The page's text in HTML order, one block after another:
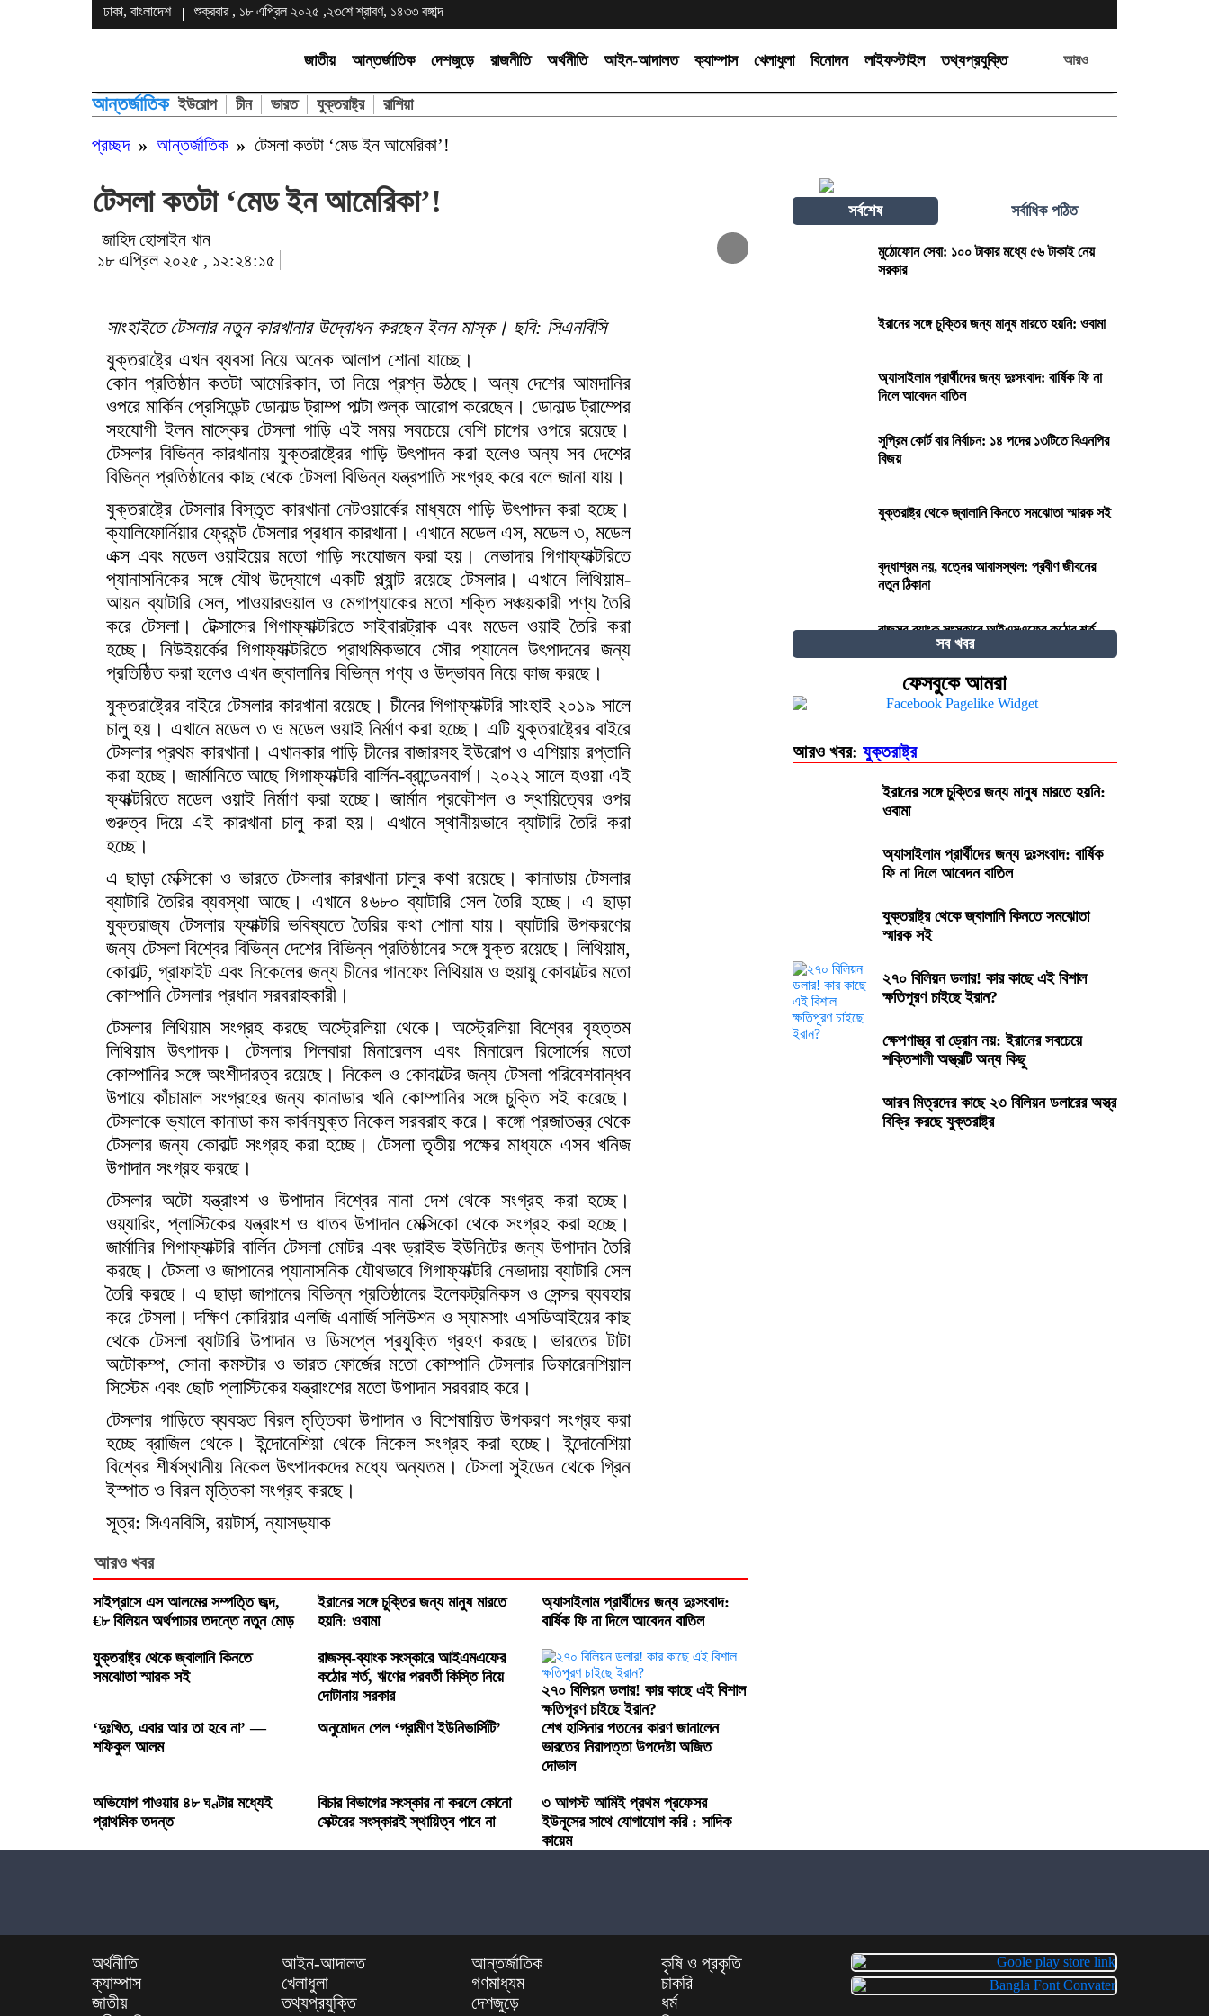
ঢাকা, বাংলাদেশ শুক্রবার , ১৮ এপ্রিল ২০২৫ ,২৩শে শ্রাবণ, ১৪৩৩ বঙ্গাব্দ
জাতীয় আন্তর্জাতিক দেশজুড়ে রাজনীতি অর্থনীতি আইন-আদালত ক্যাম্পাস খেলাধুলা বিনোদন লাইফস্টাইল তথ্যপ্রযুক্তি আরও
আন্তর্জাতিক ইউরোপ চীন ভারত যুক্তরাষ্ট্র রাশিয়া
প্রচ্ছদ» আন্তর্জাতিক» টেসলা কতটা ‘মেড ইন আমেরিকা’!
টেসলা কতটা ‘মেড ইন আমেরিকা’!
জাহিদ হোসাইন খান
১৮ এপ্রিল ২০২৫ , ১২:২৪:১৫
সাংহাইতে টেসলার নতুন কারখানার উদ্বোধন করছেন ইলন মাস্ক। ছবি: সিএনবিসি
যুক্তরাষ্ট্রে এখন ব্যবসা নিয়ে অনেক আলাপ শোনা যাচ্ছে।
কোন প্রতিষ্ঠান কতটা আমেরিকান, তা নিয়ে প্রশ্ন উঠছে। অন্য দেশের আমদানির
ওপরে মার্কিন প্রেসিডেন্ট ডোনাল্ড ট্রাম্প পাল্টা শুল্ক আরোপ করেছেন। ডোনাল্ড ট্রাম্পের
সহযোগী ইলন মাস্কের টেসলা গাড়ি এই সময় সবচেয়ে বেশি চাপের ওপরে রয়েছে।
টেসলার বিভিন্ন কারখানায় যুক্তরাষ্ট্রের গাড়ি উৎপাদন করা হলেও অন্য সব দেশের
বিভিন্ন প্রতিষ্ঠানের কাছ থেকে টেসলা বিভিন্ন যন্ত্রপাতি সংগ্রহ করে বলে জানা যায়।
যুক্তরাষ্ট্রে টেসলার বিস্তৃত কারখানা নেটওয়ার্কের মাধ্যমে গাড়ি উৎপাদন করা হচ্ছে।
ক্যালিফোর্নিয়ার ফ্রেমন্ট টেসলার প্রধান কারখানা। এখানে মডেল এস, মডেল ৩, মডেল
এক্স এবং মডেল ওয়াইয়ের মতো গাড়ি সংযোজন করা হয়। নেভাদার গিগাফ্যাক্টরিতে
প্যানাসনিকের সঙ্গে যৌথ উদ্যোগে একটি প্ল্যান্ট রয়েছে টেসলার। এখানে লিথিয়াম-
আয়ন ব্যাটারি সেল, পাওয়ারওয়াল ও মেগাপ্যাকের মতো শক্তি সঞ্চয়কারী পণ্য তৈরি
করে টেসলা। টেক্সাসের গিগাফ্যাক্টরিতে সাইবারট্রাক এবং মডেল ওয়াই তৈরি করা
হচ্ছে। নিউইয়র্কের গিগাফ্যাক্টরিতে প্রাথমিকভাবে সৌর প্যানেল উৎপাদনের জন্য
প্রতিষ্ঠিত করা হলেও এখন জ্বালানির বিভিন্ন পণ্য ও উদ্ভাবন নিয়ে কাজ করছে।
যুক্তরাষ্ট্রের বাইরে টেসলার কারখানা রয়েছে। চীনের গিগাফ্যাক্টরি সাংহাই ২০১৯ সালে
চালু হয়। এখানে মডেল ৩ ও মডেল ওয়াই নির্মাণ করা হচ্ছে। এটি যুক্তরাষ্ট্রের বাইরে
টেসলার প্রথম কারখানা। এখানকার গাড়ি চীনের বাজারসহ ইউরোপ ও এশিয়ায় রপ্তানি
করা হচ্ছে। জার্মানিতে আছে গিগাফ্যাক্টরি বার্লিন-ব্রান্ডেনবার্গ। ২০২২ সালে হওয়া এই
ফ্যাক্টরিতে মডেল ওয়াই নির্মাণ করা হচ্ছে। জার্মান প্রকৌশল ও স্থায়িত্বের ওপর
গুরুত্ব দিয়ে এই কারখানা চালু করা হয়। এখানে স্থানীয়ভাবে ব্যাটারি তৈরি করা
হচ্ছে।
এ ছাড়া মেক্সিকো ও ভারতে টেসলার কারখানা চালুর কথা রয়েছে। কানাডায় টেসলার
ব্যাটারি তৈরির ব্যবস্থা আছে। এখানে ৪৬৮০ ব্যাটারি সেল তৈরি হচ্ছে। এ ছাড়া
যুক্তরাজ্য টেসলার ফ্যাক্টরি ভবিষ্যতে তৈরির কথা শোনা যায়। ব্যাটারি উপকরণের
জন্য টেসলা বিশ্বের বিভিন্ন দেশের বিভিন্ন প্রতিষ্ঠানের সঙ্গে যুক্ত রয়েছে। লিথিয়াম,
কোবাল্ট, গ্রাফাইট এবং নিকেলের জন্য চীনের গানফেং লিথিয়াম ও হুয়ায়ু কোবাল্টের মতো
কোম্পানি টেসলার প্রধান সরবরাহকারী।
টেসলার লিথিয়াম সংগ্রহ করছে অস্ট্রেলিয়া থেকে। অস্ট্রেলিয়া বিশ্বের বৃহত্তম
লিথিয়াম উৎপাদক। টেসলার পিলবারা মিনারেলস এবং মিনারেল রিসোর্সের মতো
কোম্পানির সঙ্গে অংশীদারত্ব রয়েছে। নিকেল ও কোবাল্টের জন্য টেসলা পরিবেশবান্ধব
উপায়ে কাঁচামাল সংগ্রহের জন্য কানাডার খনি কোম্পানির সঙ্গে চুক্তি সই করেছে।
টেসলাকে ভ্যালে কানাডা কম কার্বনযুক্ত নিকেল সরবরাহ করে। কঙ্গো প্রজাতন্ত্র থেকে
টেসলার জন্য কোবাল্ট সংগ্রহ করা হচ্ছে। টেসলা তৃতীয় পক্ষের মাধ্যমে এসব খনিজ
উপাদান সংগ্রহ করছে।
টেসলার অটো যন্ত্রাংশ ও উপাদান বিশ্বের নানা দেশ থেকে সংগ্রহ করা হচ্ছে।
ওয়্যারিং, প্লাস্টিকের যন্ত্রাংশ ও ধাতব উপাদান মেক্সিকো থেকে সংগ্রহ করা হচ্ছে।
জার্মানির গিগাফ্যাক্টরি বার্লিন টেসলা মোটর এবং ড্রাইভ ইউনিটের জন্য উপাদান তৈরি
করছে। টেসলা ও জাপানের প্যানাসনিক যৌথভাবে গিগাফ্যাক্টরি নেভাদায় ব্যাটারি সেল
তৈরি করছে। এ ছাড়া জাপানের বিভিন্ন প্রতিষ্ঠানের ইলেকট্রনিকস ও সেন্সর ব্যবহার
করে টেসলা। দক্ষিণ কোরিয়ার এলজি এনার্জি সলিউশন ও স্যামসাং এসডিআইয়ের কাছ
থেকে টেসলা ব্যাটারি উপাদান ও ডিসপ্লে প্রযুক্তি গ্রহণ করছে। ভারতের টাটা
অটোকম্প, সোনা কমস্টার ও ভারত ফোর্জের মতো কোম্পানি টেসলার ডিফারেনশিয়াল
সিস্টেম এবং ছোট প্লাস্টিকের যন্ত্রাংশের মতো উপাদান সরবরাহ করে।
টেসলার গাড়িতে ব্যবহৃত বিরল মৃত্তিকা উপাদান ও বিশেষায়িত উপকরণ সংগ্রহ করা
হচ্ছে ব্রাজিল থেকে। ইন্দোনেশিয়া থেকে নিকেল সংগ্রহ করা হচ্ছে। ইন্দোনেশিয়া
বিশ্বের শীর্ষস্থানীয় নিকেল উৎপাদকদের মধ্যে অন্যতম। টেসলা সুইডেন থেকে গ্রিন
ইস্পাত ও বিরল মৃত্তিকা সংগ্রহ করছে।
সূত্র: সিএনবিসি, রয়টার্স, ন্যাসড্যাক
আরও খবর
সাইপ্রাসে এস আলমের সম্পত্তি জব্দ,
€৮ বিলিয়ন অর্থপাচার তদন্তে নতুন মোড়
ইরানের সঙ্গে চুক্তির জন্য মানুষ মারতে
হয়নি: ওবামা
অ্যাসাইলাম প্রার্থীদের জন্য দুঃসংবাদ:
বার্ষিক ফি না দিলে আবেদন বাতিল
যুক্তরাষ্ট্র থেকে জ্বালানি কিনতে
সমঝোতা স্মারক সই
রাজস্ব-ব্যাংক সংস্কারে আইএমএফের
কঠোর শর্ত, ঋণের পরবর্তী কিস্তি নিয়ে
দোটানায় সরকার
২৭০ বিলিয়ন ডলার! কার কাছে এই বিশাল
ক্ষতিপূরণ চাইছে ইরান?
‘দুঃখিত, এবার আর তা হবে না’ —
শফিকুল আলম
অনুমোদন পেল ‘গ্রামীণ ইউনিভার্সিটি’
শেখ হাসিনার পতনের কারণ জানালেন
ভারতের নিরাপত্তা উপদেষ্টা অজিত
দোভাল
অভিযোগ পাওয়ার ৪৮ ঘণ্টার মধ্যেই
প্রাথমিক তদন্ত
বিচার বিভাগের সংস্কার না করলে কোনো
সেক্টরের সংস্কারই স্থায়িত্ব পাবে না
৩ আগস্ট আমিই প্রথম প্রফেসর
ইউনূসের সাথে যোগাযোগ করি : সাদিক
কায়েম
সর্বশেষ সর্বাধিক পঠিত
মুঠোফোন সেবা: ১০০ টাকার মধ্যে ৫৬ টাকাই নেয়
সরকার
ইরানের সঙ্গে চুক্তির জন্য মানুষ মারতে হয়নি: ওবামা
অ্যাসাইলাম প্রার্থীদের জন্য দুঃসংবাদ: বার্ষিক ফি না
দিলে আবেদন বাতিল
সুপ্রিম কোর্ট বার নির্বাচন: ১৪ পদের ১৩টিতে বিএনপির
বিজয়
যুক্তরাষ্ট্র থেকে জ্বালানি কিনতে সমঝোতা স্মারক সই
বৃদ্ধাশ্রম নয়, যত্নের আবাসস্থল: প্রবীণ জীবনের
নতুন ঠিকানা
রাজস্ব-ব্যাংক সংস্কারে আইএমএফের কঠোর শর্ত,
ঋণের পরবর্তী কিস্তি নিয়ে দোটানায় সরকার
২৭০ বিলিয়ন ডলার! কার কাছে এই বিশাল ক্ষতিপূরণ
চাইছে ইরান?
দেওয়ানি কার্যবিধি (সংশোধন) অধ্যাদেশ ২০২৫-এর
প্রধান উপদেষ্টার বিশেষ সহকারী হিসাবে নিয়োগ পেলেন
অমর একুশে গ্রন্থমেলায় ‘‘৩৬শে জুলাই
হাসনাত -সারজিসদের এই আগাম বার্তা না পেলে কি
সব খবর
ফেসবুকে আমরা
আরও খবর: যুক্তরাষ্ট্র
ইরানের সঙ্গে চুক্তির জন্য মানুষ মারতে হয়নি:
ওবামা
অ্যাসাইলাম প্রার্থীদের জন্য দুঃসংবাদ: বার্ষিক
ফি না দিলে আবেদন বাতিল
যুক্তরাষ্ট্র থেকে জ্বালানি কিনতে সমঝোতা
স্মারক সই
২৭০ বিলিয়ন ডলার! কার কাছে এই বিশাল
ক্ষতিপূরণ চাইছে ইরান?
ক্ষেপণাস্ত্র বা ড্রোন নয়: ইরানের সবচেয়ে
শক্তিশালী অস্ত্রটি অন্য কিছু
আরব মিত্রদের কাছে ২৩ বিলিয়ন ডলারের অস্ত্র
বিক্রি করছে যুক্তরাষ্ট্র
অর্থনীতি আইন-আদালত আন্তর্জাতিক
কৃষি ও প্রকৃতি
ক্যাম্পাস
খেলাধুলা গণমাধ্যম
চাকরি
জাতীয়
তথ্যপ্রযুক্তি দেশজুড়ে
ধর্ম